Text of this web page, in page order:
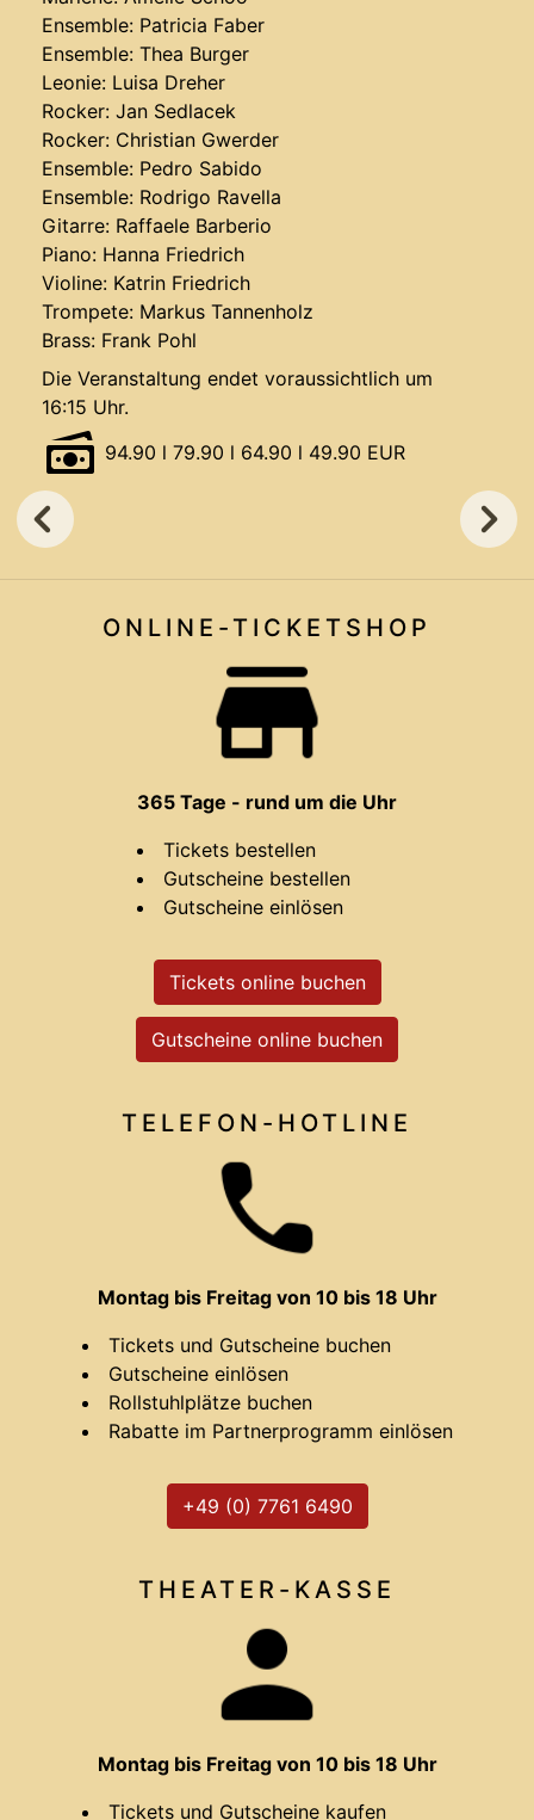
Ensemble: Patricia Faber
Ensemble: Thea Burger
Leonie: Luisa Dreher
Rocker: Jan Sedlacek
Rocker: Christian Gwerder
Ensemble: Pedro Sabido
Ensemble: Rodrigo Ravella
Gitarre: Raffaele Barberio
Piano: Hanna Friedrich
Violine: Katrin Friedrich
Trompete: Markus Tannenholz
Brass: Frank Pohl
Die Veranstaltung endet voraussichtlich um
16:15 Uhr.
94.90 l 79.90 l 64.90 l 49.90 EUR
ONLINE-TICKET SHOP
365 Tage - rund um die Uhr
Tickets bestellen
Gutscheine bestellen
Gutscheine einlösen
Tickets online buchen
Gutscheine online buchen
TELEFON-HOTLINE
Montag bis Freitag von 10 bis 18 Uhr
Tickets und Gutscheine buchen
Gutscheine einlösen
Rollstuhlplätze buchen
Rabatte im Partnerprogramm einlösen
+49 (0) 7761 6490
THEATER- KASSE
Montag bis Freitag von 10 bis 18 Uhr
Tickets und Gutscheine kaufen